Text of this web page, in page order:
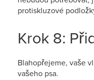
protiskluzové
Krok 8:
Blahopřejeme, vaše
vašeho psa.